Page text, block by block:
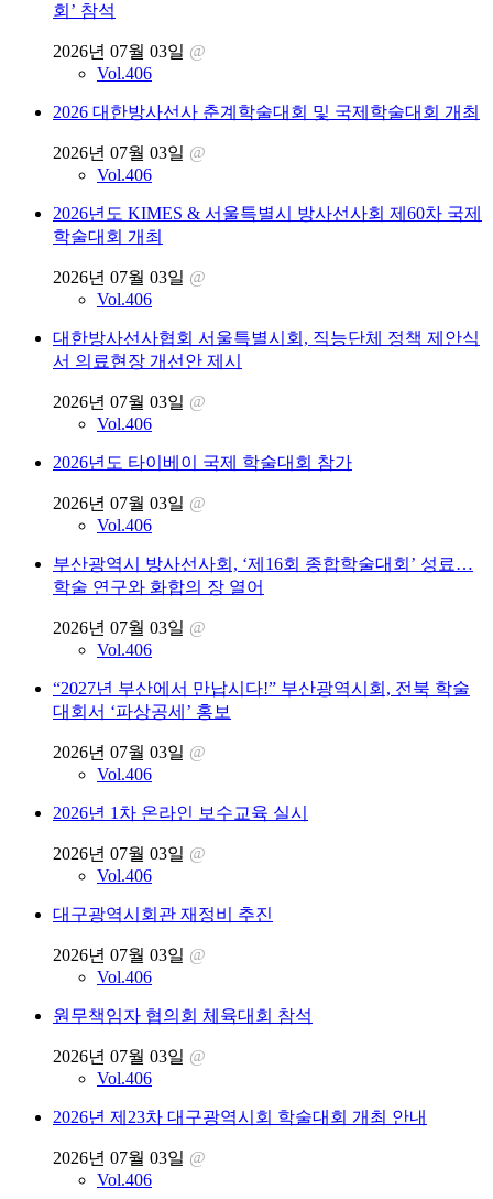
회’ 참석
2026년 07월 03일 @
Vol.406
2026 대한방사선사 춘계학술대회 및 국제학술대회 개최
2026년 07월 03일 @
Vol.406
2026년도 KIMES & 서울특별시 방사선사회 제60차 국제
학술대회 개최
2026년 07월 03일 @
Vol.406
대한방사선사협회 서울특별시회, 직능단체 정책 제안식
서 의료현장 개선안 제시
2026년 07월 03일 @
Vol.406
2026년도 타이베이 국제 학술대회 참가
2026년 07월 03일 @
Vol.406
부산광역시 방사선사회, ‘제16회 종합학술대회’ 성료…
학술 연구와 화합의 장 열어
2026년 07월 03일 @
Vol.406
“2027년 부산에서 만납시다!” 부산광역시회, 전북 학술
대회서 ‘파상공세’ 홍보
2026년 07월 03일 @
Vol.406
2026년 1차 온라인 보수교육 실시
2026년 07월 03일 @
Vol.406
대구광역시회관 재정비 추진
2026년 07월 03일 @
Vol.406
원무책임자 협의회 체육대회 참석
2026년 07월 03일 @
Vol.406
2026년 제23차 대구광역시회 학술대회 개최 안내
2026년 07월 03일 @
Vol.406